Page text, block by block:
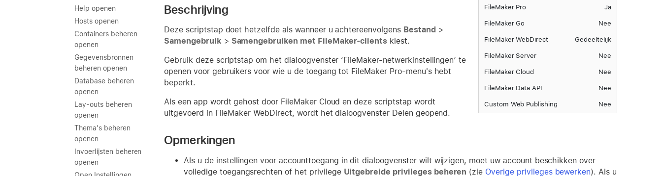
Help openen
Hosts openen
Containers beheren
openen
Gegevensbronnen
beheren openen
Database beheren
openen
Lay-outs beheren
openen
Thema's beheren
openen
Invoerlijsten beheren
openen
FileMaker Pro Ja
FileMaker Go Nee
FileMaker WebDirect Gedeeltelijk
FileMaker Server Nee
FileMaker Cloud Nee
FileMaker Data API Nee
Custom Web Publishing Nee
Beschrijving
Deze scriptstap doet hetzelfde als wanneer u achtereenvolgens Bestand>
Samengebruik > Samengebruiken met FileMaker-clients kiest.
Gebruik deze scriptstap om het dialoogvenster ‘FileMaker-netwerkinstellingen’ te
openen voor gebruikers voor wie u de toegang tot FileMaker Pro-menu's hebt
beperkt.
Als een app wordt gehost door FileMaker Cloud en deze scriptstap wordt
uitgevoerd in FileMaker WebDirect, wordt het dialoogvenster Delen geopend.
Opmerkingen
Als u de instellingen voor accounttoegang in dit dialoogvenster wilt wijzigen, moet uw account beschikken over
volledige toegangsrechten of het privilege Uitgebreide privileges beheren (zie Overige privileges bewerken). Als u